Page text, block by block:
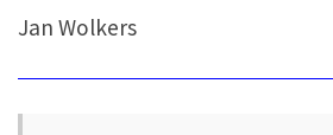
Jan Wolkers